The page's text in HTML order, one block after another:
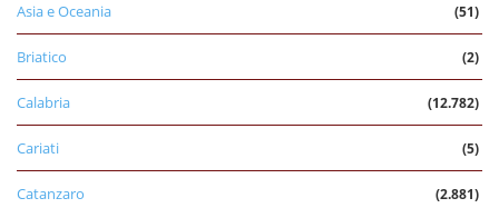
Asia e Oceania (51)
Briatico (2)
Calabria (12.782)
Cariati (5)
Catanzaro (2.881)